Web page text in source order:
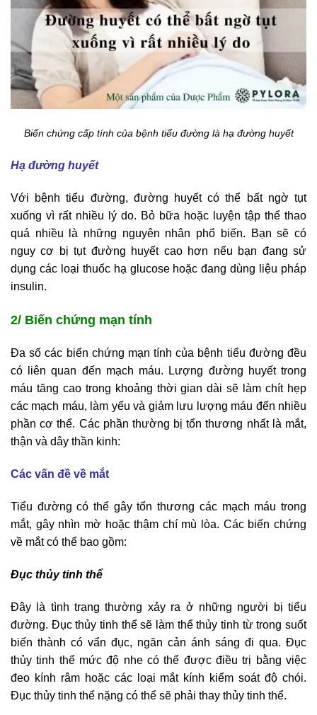
Biến chứng cấp tính của bệnh tiểu đường là hạ đường huyết
Hạ đường huyết
Với bệnh tiểu đường, đường huyết có thể bất ngờ tụt
xuống vì rất nhiều lý do. Bỏ bữa hoặc luyện tập thể thao
quá nhiều là những nguyên nhân phổ biến. Bạn sẽ có
nguy cơ bị tụt đường huyết cao hơn nếu bạn đang sử
dụng các loại thuốc hạ glucose hoặc đang dùng liệu pháp
insulin.
2/ Biến chứng mạn tính
Đa số các biến chứng mạn tính của bệnh tiểu đường đều
có liên quan đến mạch máu. Lượng đường huyết trong
máu tăng cao trong khoảng thời gian dài sẽ làm chít hẹp
các mạch máu, làm yếu và giảm lưu lượng máu đến nhiều
phần cơ thể. Các phần thường bị tổn thương nhất là mắt,
thận và dây thần kinh:
Các vấn đề về mắt
Tiểu đường có thể gây tổn thương các mạch máu trong
mắt, gây nhìn mờ hoặc thậm chí mù lòa. Các biến chứng
về mắt có thể bao gồm:
Đục thủy tinh thể
Đây là tình trạng thường xảy ra ở những người bị tiểu
đường. Đục thủy tinh thể sẽ làm thể thủy tinh từ trong suốt
biến thành có vẩn đục, ngăn cản ánh sáng đi qua. Đục
thủy tinh thể mức độ nhe có thể được điều trị bằng việc
đeo kính râm hoặc các loại mắt kính kiểm soát độ chói.
Đục thủy tinh thể nặng có thể sẽ phải thay thủy tinh thể.